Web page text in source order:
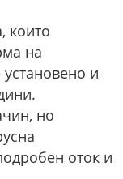
които
на
и
но
оток и